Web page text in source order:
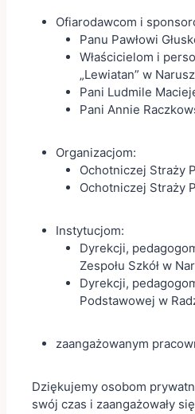
Ofiarodawcom i
Panu Pawłowi
Właścicielom i
„Lewiatan” w
Pani Ludmile
Pani Annie
Organizacjom:
Ochotniczej Straży
Ochotniczej Straży
Instytucjom:
Dyrekcji,
Zespołu Szkół w
Dyrekcji,
Podstawowej w
zaangażowanym
Dziękujemy osobom
swój czas i zaangażowały